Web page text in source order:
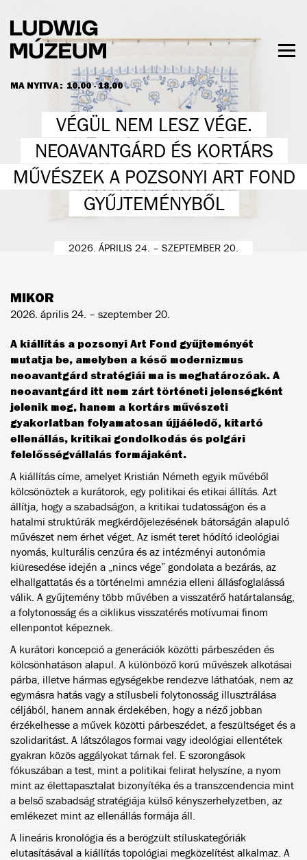
tartalomra
MA NYITVA: 10.00 - 18.00
NYITVATARTÁS ÉS JEGYÁRAK
VÉGÜL NEM LESZ VÉGE.
NEOAVANTGÁRD ÉS KORTÁRS
MŰVÉSZEK A POZSONYI ART FOND
GYŰJTEMÉNYBŐL
2026. ÁPRILIS 24. – SZEPTEMBER 20.
MIKOR
2026. április 24. – szeptember 20.
A kiállítás a pozsonyi Art Fond gyűjteményét
mutatja be, amelyben a késő modernizmus
neoavantgárd stratégiái ma is meghatározóak. A
neoavantgárd itt nem zárt történeti jelenségként
jelenik meg, hanem a kortárs művészeti
gyakorlatban folyamatosan újjáéledő, kitartó
ellenállás, kritikai gondolkodás és polgári
felelősségvállalás formájaként.
A kiállítás címe, amelyet Kristián Németh egyik művéből
kölcsönöztek a kurátorok, egy politikai és etikai állítás. Azt
állítja, hogy a szabadságon, a kritikai tudatosságon és a
hatalmi struktúrák megkérdőjelezésének bátorságán alapuló
művészet nem érhet véget. Az ismét teret hódító ideológiai
nyomás, kulturális cenzúra és az intézményi autonómia
kiüresedése idején a „nincs vége” gondolata a bezárás, az
elhallgattatás és a történelmi amnézia elleni állásfoglalássá
válik. A gyűjtemény több művében a visszatérő határtalanság,
a folytonosság és a ciklikus visszatérés motívumai finom
ellenpontot képeznek.
A kurátori koncepció a generációk közötti párbeszéden és
kölcsönhatáson alapul. A különböző korú művészek alkotásai
párba, illetve hármas egységekbe rendezve láthatóak, nem az
egymásra hatás vagy a stílusbeli folytonosság illusztrálása
céljából, hanem annak érdekében, hogy a néző jobban
érzékelhesse a művek közötti párbeszédet, a feszültséget és a
szolidaritást. A látszólagos formai vagy ideológiai ellentétek
gyakran közös aggályokat tárnak fel. E szorongások
fókuszában a test, mint a politikai felirat helyszíne, a nyom
mint az élettapasztalat bizonyítéka és a transzcendencia mint
a belső szabadság stratégiája külső kényszerhelyzetben, az
emlékezet mint az ellenállás formája áll.
A lineáris kronológia és a berögzült stíluskategóriák
elutasításával a kiállítás topológiai megközelítést alkalmaz. A